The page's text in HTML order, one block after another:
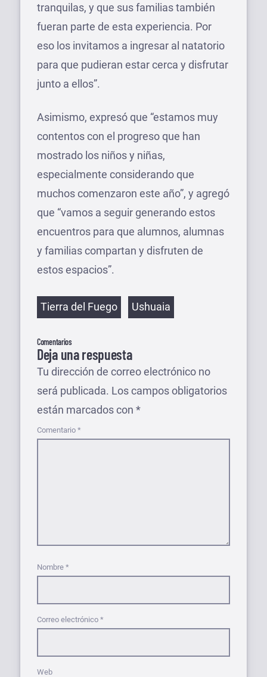
tranquilas, y que sus familias también
fueran parte de esta experiencia. Por
eso los invitamos a ingresar al natatorio
para que pudieran estar cerca y disfrutar
junto a ellos”.
Asimismo, expresó que “estamos muy
contentos con el progreso que han
mostrado los niños y niñas,
especialmente considerando que
muchos comenzaron este año”, y agregó
que “vamos a seguir generando estos
encuentros para que alumnos, alumnas
y familias compartan y disfruten de
estos espacios”.
Etiquetas
Tierra del Fuego Ushuaia
Comentarios
Deja una respuesta
Tu dirección de correo electrónico no
será publicada. Los campos obligatorios
están marcados con *
Comentario *
Nombre *
Correo electrónico *
Web